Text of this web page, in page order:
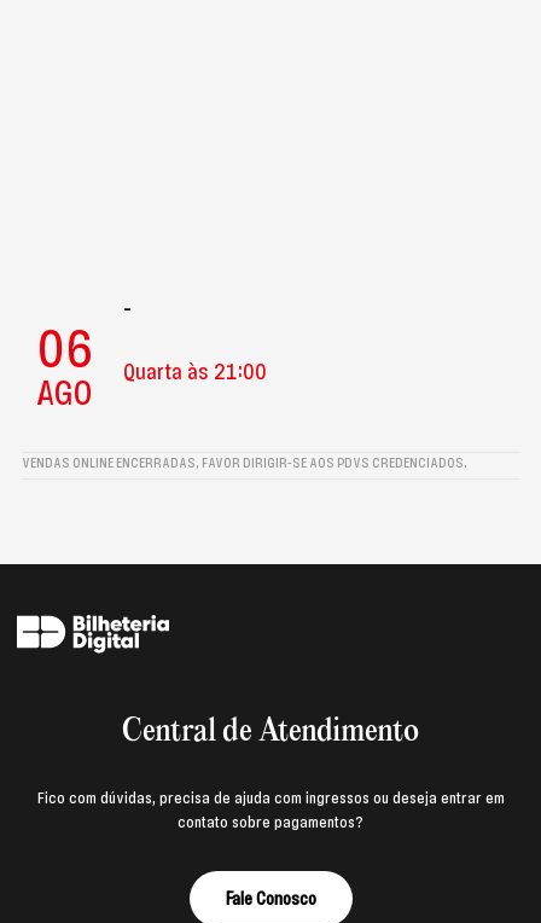
06
AGO
-
Quarta às 21:00
VENDAS ONLINE ENCERRADAS, FAVOR DIRIGIR-SE AOS PDVS CREDENCIADOS.
Central de Atendimento
Fico com dúvidas, precisa de ajuda com ingressos ou deseja entrar em
contato sobre pagamentos?
Fale Conosco